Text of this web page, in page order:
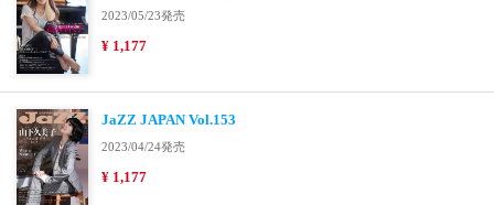
2023/05/23発売
¥ 1,177
JaZZ JAPAN Vol.153
2023/04/24発売
¥ 1,177